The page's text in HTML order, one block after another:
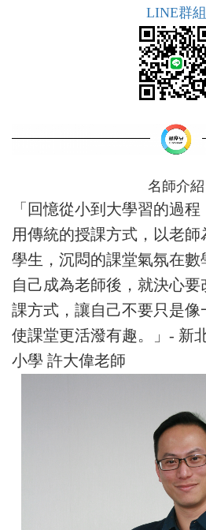
LINE群組
名師介紹
「回憶從小到大學習的過
用傳統的授課方式，以老
學生，沉悶的課堂氣氛在數
自己成為老師後，就決心
課方式，讓自己不要只是
使課堂更活潑有趣。」- 新
小學 許大偉老師